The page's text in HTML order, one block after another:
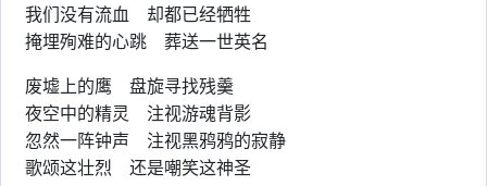
我们没有流血 却都已经牺牲
掩埋殉难的心跳 葬送一世英名
废墟上的鹰 盘旋寻找残羹
夜空中的精灵 注视游魂背影
忽然一阵钟声 注视黑鸦鸦的寂静
歌颂这壮烈 还是嘲笑这神圣